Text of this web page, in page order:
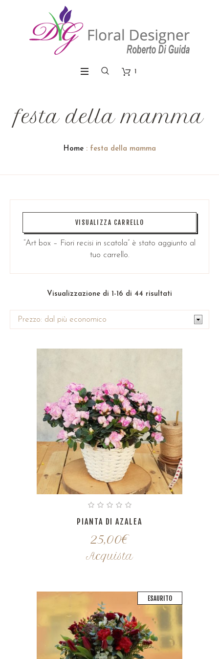
1
festa della mamma
Home: festa della mamma
VISUALIZZA CARRELLO
“Art box – Fiori recisi in scatola” è stato aggiunto al
tuo carrello.
Visualizzazione di 1-16 di 44 risultati
PIANTA DI AZALEA
25,00€
Acquista
ESAURITO